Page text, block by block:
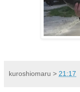
kuroshiomaru > 21:17